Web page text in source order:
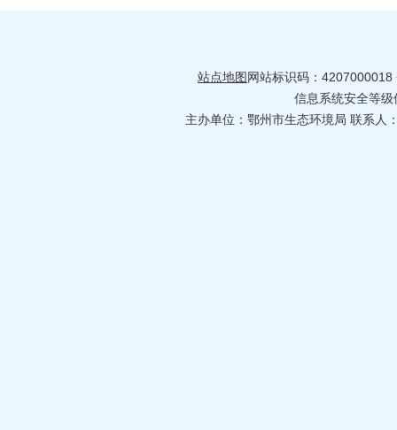
站点地图网站标识码：
信息系统安全等
主办单位：鄂州市生态环境局 联系人